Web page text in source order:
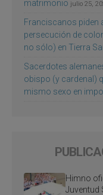
matrimonio julio 25,
Franciscanos piden
persecución de
no sólo) en Tierra
Sacerdotes
obispo (y cardenal)
mismo sexo en
Himno
Juventud